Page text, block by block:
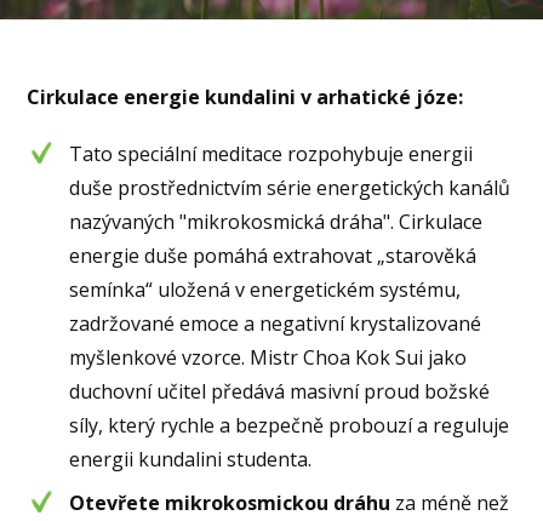
Cirkulace energie kundalini v arhatické józe:
Tato speciální meditace rozpohybuje energii
duše prostřednictvím série energetických kanálů
nazývaných "mikrokosmická dráha". Cirkulace
energie duše pomáhá extrahovat „starověká
semínka“ uložená v energetickém systému,
zadržované emoce a negativní krystalizované
myšlenkové vzorce. Mistr Choa Kok Sui jako
duchovní učitel předává masivní proud božské
síly, který rychle a bezpečně probouzí a reguluje
energii kundalini studenta.
Otevřete mikrokosmickou dráhu za méně než